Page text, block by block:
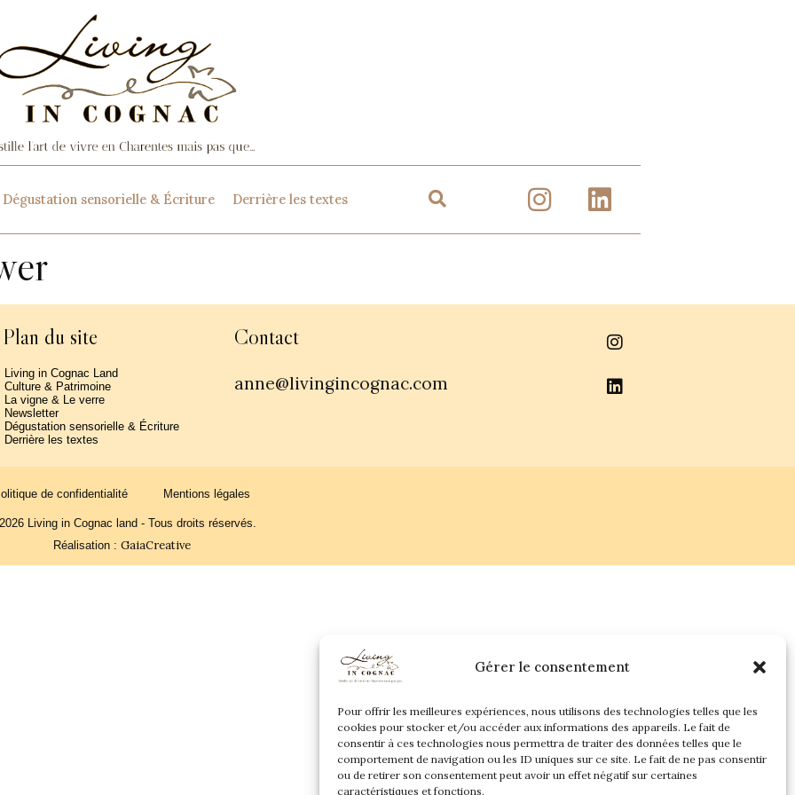
Gérer le consentement
Pour offrir les meilleures expériences, nous utilisons des technologies telles que les
cookies pour stocker et/ou accéder aux informations des appareils. Le fait de
consentir à ces technologies nous permettra de traiter des données telles que le
comportement de navigation ou les ID uniques sur ce site. Le fait de ne pas consentir
ou de retirer son consentement peut avoir un effet négatif sur certaines
caractéristiques et fonctions.
Dégustation sensorielle & Écriture Derrière les textes
Plan du site
Living in Cognac Land
Culture & Patrimoine
La vigne & Le verre
Newsletter
Dégustation sensorielle & Écriture
Derrière les textes
Contact
anne@livingincognac.com
de confidentialité Mentions légales
Living in Cognac land - Tous droits réservés.
Réalisation : GaiaCreative